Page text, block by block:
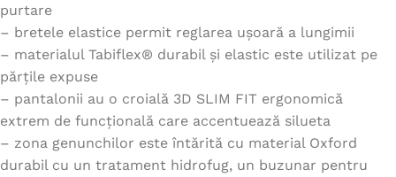
purtare
– bretele elastice permit reglarea ușoară a lungimii
– materialul Tabiflex® durabil și elastic este utilizat pe
părțile expuse
– pantalonii au o croială 3D SLIM FIT ergonomică
extrem de funcțională care accentuează silueta
– zona genunchilor este întărită cu material Oxford
durabil cu un tratament hidrofug, un buzunar pentru